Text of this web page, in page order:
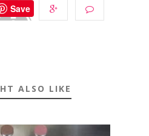
Save
ALSO LIKE